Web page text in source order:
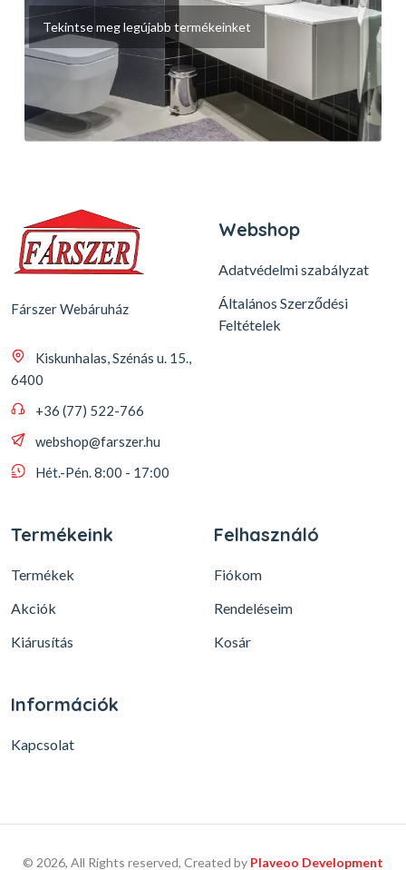
Tekintse meg legújabb termékeinket
Fárszer Webáruház
Kiskunhalas, Szénás u. 15.,
6400
+36 (77) 522-766
webshop@farszer.hu
Hét.-Pén. 8:00 - 17:00
Webshop
Adatvédelmi szabályzat
Általános Szerződési
Feltételek
Termékeink
Termékek
Akciók
Kiárusítás
Felhasználó
Fiókom
Rendeléseim
Kosár
Információk
Kapcsolat
© 2026, All Rights reserved, Created by Plaveoo Development